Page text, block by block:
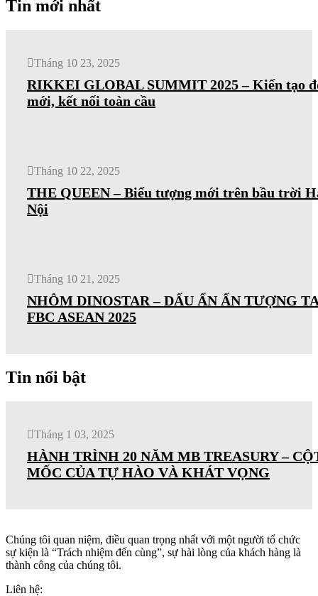
Tin mới nhất
Tháng 10 23, 2025
RIKKEI GLOBAL SUMMIT 2025 – Kiến tạo
mới, kết nối toàn cầu
Tháng 10 22, 2025
THE QUEEN – Biểu tượng mới trên bầu trời
Nội
Tháng 10 21, 2025
NHÔM DINOSTAR – DẤU ẤN ẤN TƯỢNG
FBC ASEAN 2025
Tin nổi bật
Tháng 1 03, 2025
HÀNH TRÌNH 20 NĂM MB TREASURY –
MỐC CỦA TỰ HÀO VÀ KHÁT VỌNG
Chúng tôi quan niệm, điều quan trọng nhất với một người tổ chức
sự kiện là “Trách nhiệm đến cùng”, sự hài lòng của khách hàng là
thành công của chúng tôi.
Liên hệ: